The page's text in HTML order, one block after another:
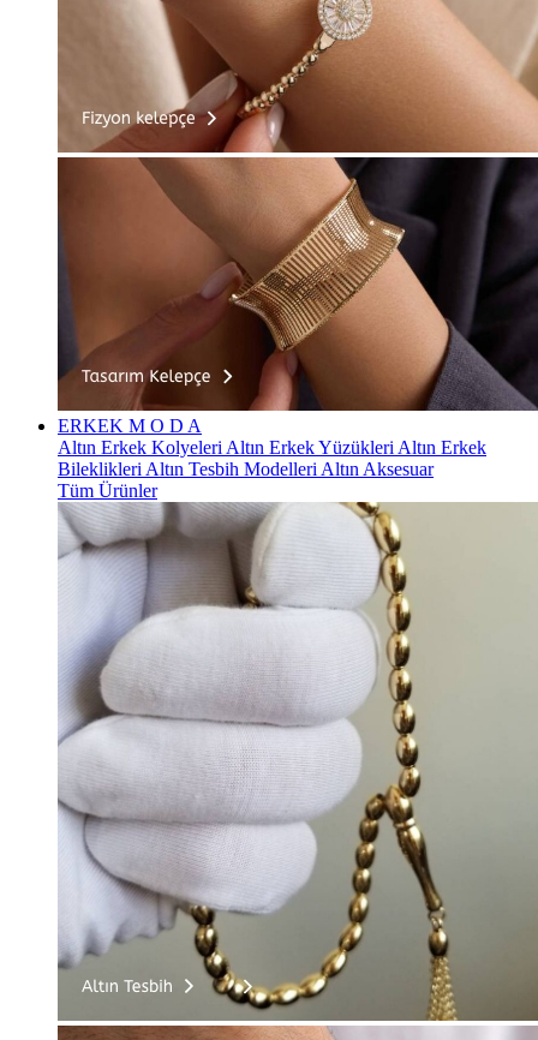
ERKEK M O D A
Altın Erkek Kolyeleri Altın Erkek Yüzükleri Altın Erkek
Bileklikleri Altın Tesbih Modelleri Altın Aksesuar
Tüm Ürünler